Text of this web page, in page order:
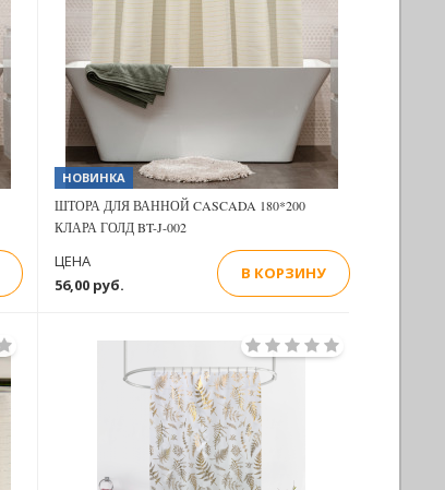
Next
Previous
НОВИНКА
ШТОРА ДЛЯ ВАННОЙ CASCADA 180*200
КЛАРА ГОЛД BT-J-002
56,00 руб.
ЦЕНА
В КОРЗИНУ